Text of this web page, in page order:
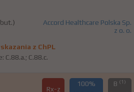
Accord Healthcare Polska Sp.
z o. o.
z ChPL
C.88.c.
Rx-z
100%
B (1)